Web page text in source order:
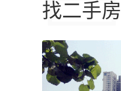
找二手房